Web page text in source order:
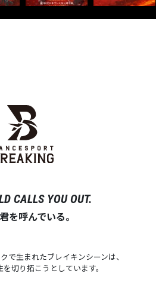
CALLS YOU OUT.
を呼んでいる。
で生まれたブレイキンシーンは、
切り拓こうとしています。